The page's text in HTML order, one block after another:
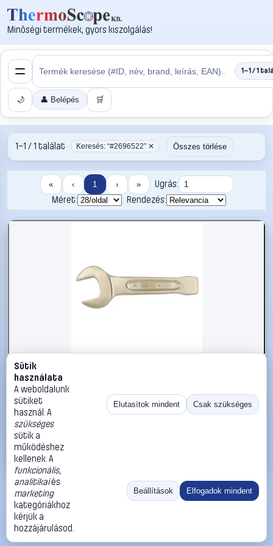
Minőségi termékek, gyors kiszolgálás!
1–1 / 1
🌙 👤 Belépés 🛒
1–1 / 1 találat Keresés: “#2696522” ✕ Összes törlése
« ‹ 1 › »
Ugrás:
Méret:
Rendezés:
#2696522
KS Tools 9637623 963.7623 Ütős csavarkulcs
Kulcsszélesség (metrikus) 24 mm
KS Tools Egyoldalas villáskulcsok
29 990 Ft
Kosárba
«
Ugrás:
Méret:
Rendezés:
©2026
ThermoScope
ÁSZF
Cégbemutató
Sütik
használata
A weboldalunk
sütiket
használ. A
szükséges
sütik a
működéshez
kellenek. A
funkcionális,
analitikaiés
marketing
kategóriákhoz
kérjük a
hozzájárulásod.
Elutasítok mindent Csak szükséges
Beállítások Elfogadok mindent